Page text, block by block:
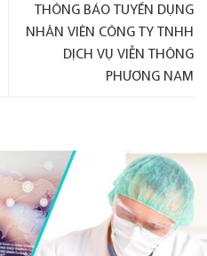
THÔNG BÁO TUYỂN DỤNG
NHÂN VIÊN CÔNG TY TNHH
DỊCH VỤ VIỄN THÔNG
PHƯƠNG NAM